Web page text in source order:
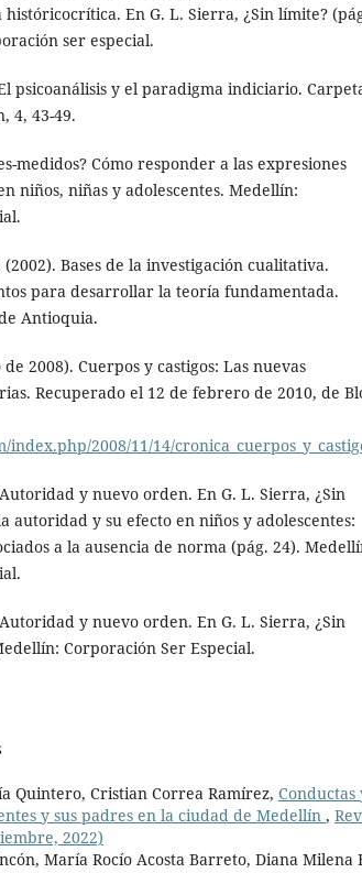
En G. L. Sierra, ¿Sin límite?
ser especial.
psicoanálisis y el paradigma indiciario.
4, 43-49.
medidos? Cómo responder a las expresiones
niños, niñas y adolescentes. Medellín:
Bases de la investigación cualitativa.
para desarrollar la teoría fundamentada.
Antioquia.
2008). Cuerpos y castigos: Las nuevas
Recuperado el 12 de febrero de 2010, de
2008/11/14/
Autoridad y nuevo orden. En G. L. Sierra, ¿Sin
autoridad y su efecto en niños y adolescentes:
a la ausencia de norma (pág. 24).
Autoridad y nuevo orden. En G. L. Sierra, ¿Sin
Corporación Ser Especial.
Quintero, Cristian Correa Ramírez, Conductas
y sus padres en la ciudad de Medellín ,
2022)
María Rocío Acosta Barreto, Diana Milena